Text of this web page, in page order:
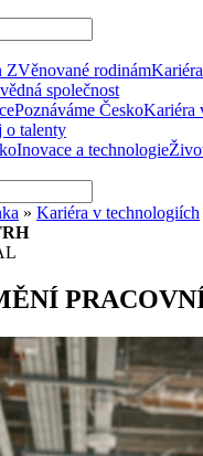
ZVěnované rodinám
společnost
Poznáváme ČeskoKariéra
o talenty
Inovace a technologie
» Kariéra v technologiích